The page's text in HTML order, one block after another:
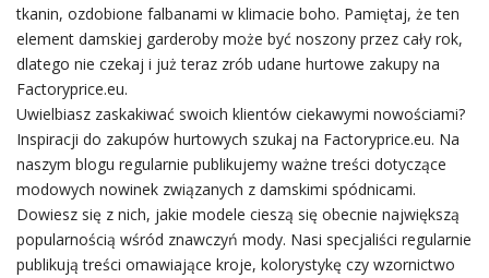
tkanin, ozdobione falbanami w klimacie boho. Pamiętaj, że ten
element damskiej garderoby może być noszony przez cały rok,
dlatego nie czekaj i już teraz zrób udane hurtowe zakupy na
Factoryprice.eu.
Uwielbiasz zaskakiwać swoich klientów ciekawymi nowościami?
Inspiracji do zakupów hurtowych szukaj na Factoryprice.eu. Na
naszym blogu regularnie publikujemy ważne treści dotyczące
modowych nowinek związanych z damskimi spódnicami.
Dowiesz się z nich, jakie modele cieszą się obecnie największą
popularnością wśród znawczyń mody. Nasi specjaliści regularnie
publikują treści omawiające kroje, kolorystykę czy wzornictwo